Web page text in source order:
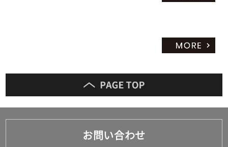
お問い合わせ